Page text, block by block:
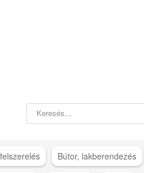
Bútor, lakberendezés